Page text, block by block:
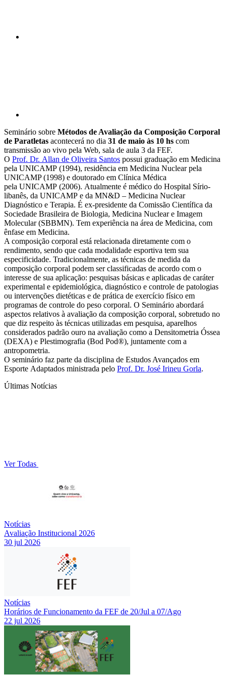
Seminário sobre Métodos de Avaliação da Composição Corporal
de Paratletas acontecerá no dia 31 de maio às 10 hs com
transmissão ao vivo pela Web, sala de aula 3 da FEF.
O Prof. Dr. Allan de Oliveira Santos possui graduação em Medicina
pela UNICAMP (1994), residência em Medicina Nuclear pela
UNICAMP (1998) e doutorado em Clínica Médica
pela UNICAMP (2006). Atualmente é médico do Hospital Sírio-
libanês, da UNICAMP e da MN&D – Medicina Nuclear
Diagnóstico e Terapia. É ex-presidente da Comissão Científica da
Sociedade Brasileira de Biologia, Medicina Nuclear e Imagem
Molecular (SBBMN). Tem experiência na área de Medicina, com
ênfase em Medicina.
A composição corporal está relacionada diretamente com o
rendimento, sendo que cada modalidade esportiva tem sua
especificidade. Tradicionalmente, as técnicas de medida da
composição corporal podem ser classificadas de acordo com o
interesse de sua aplicação: pesquisas básicas e aplicadas de caráter
experimental e epidemiológica, diagnóstico e controle de patologias
ou intervenções dietéticas e de prática de exercício físico em
programas de controle do peso corporal. O Seminário abordará
aspectos relativos à avaliação da composição corporal, sobretudo no
que diz respeito às técnicas utilizadas em pesquisa, aparelhos
considerados padrão ouro na avaliação como a Densitometria Óssea
(DEXA) e Plestimografia (Bod Pod®), juntamente com a
antropometria.
O seminário faz parte da disciplina de Estudos Avançados em
Esporte Adaptados ministrada pelo Prof. Dr. José Irineu Gorla.
Últimas Notícias
Ver Todas
Notícias
Avaliação Institucional 2026
30 jul 2026
Notícias
Horários de Funcionamento da FEF de 20/Jul a 07/Ago
22 jul 2026